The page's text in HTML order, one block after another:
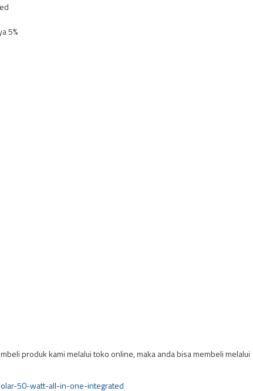
5%
produk kami melalui toko online, maka anda bisa membeli melalui
50-watt-all-in-one-integrated